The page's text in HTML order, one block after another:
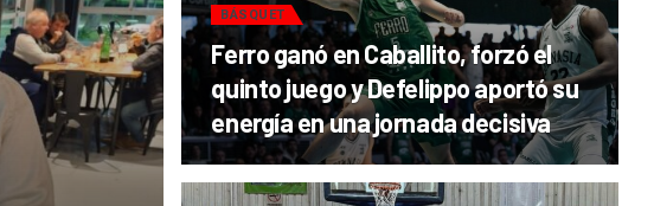
BÁSQUET
Ferro ganó en Caballito, forzó el
quinto juego y Defelippo aportó su
energía en una jornada decisiva